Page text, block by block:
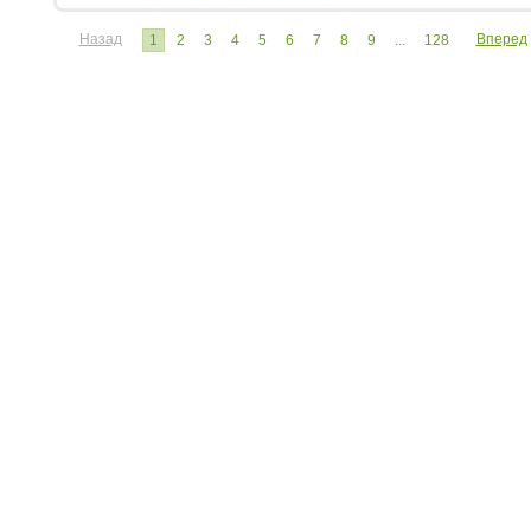
Назад 1 2 3 4 5 6 7 8 9 ... 128 Вперед